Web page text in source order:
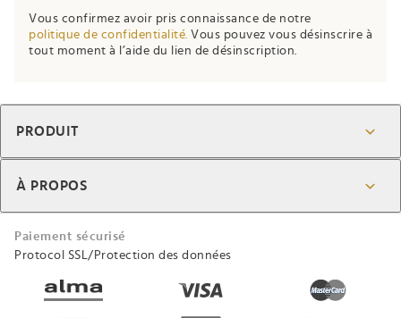
this
field
Vous confirmez avoir pris connaissance de notre
politique de confidentialité. Vous pouvez vous désinscrire à
tout moment à l’aide du lien de désinscription.
PRODUIT
À PROPOS
Paiement sécurisé
Protocol SSL/Protection des données